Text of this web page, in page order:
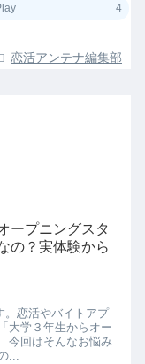
4
恋活アンテナ編集部
ープニングスタ
の？実体験から
。恋活やバイトアプ
大学３年生からオー
今回はそんなお悩み
...